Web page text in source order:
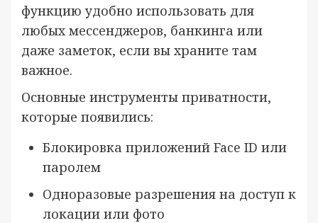
функцию удобно использовать для
любых мессенджеров, банкинга или
даже заметок, если вы храните там
важное.
Основные инструменты приватности,
которые появились:
Блокировка приложений Face ID или
паролем
Одноразовые разрешения на доступ к
локации или фото